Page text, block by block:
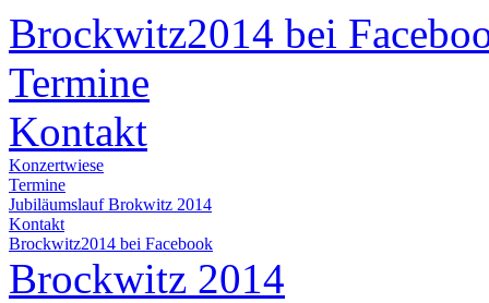
Brockwitz2014 bei
Termine
Kontakt
Konzertwiese
Termine
Jubiläumslauf Brokwitz 2014
Kontakt
Brockwitz2014 bei Facebook
Brockwitz 2014